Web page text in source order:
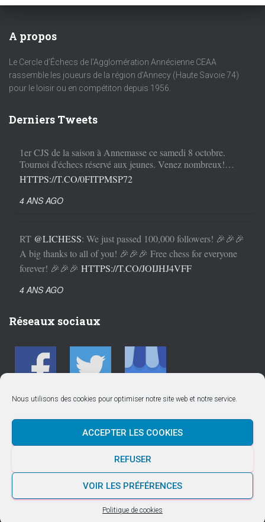
Nous utilisons des cookies pour optimiser notre site web et notre service.
ACCEPTER LES COOKIES
REFUSER
VOIR LES PRÉFÉRENCES
Politique de cookies
A propos
Le Cercle d’Échecs de l’Agglomération Annécienne CEAA
rassemble les joueurs de la région d’Annecy (Haute Savoie 74)
pour le loisir ou en compétiton depuis 1956.
Derniers Tweets
1er CJS de la saison à Annemasse ce samedi 8 octobre.
Tournoi d'échecs réservé aux jeunes. Venez nombreux!…
HTTPS://T.CO/0FITPMSP72
4 ANS AGO
RT @LICHESS: We just passed 100,000 followers! 🎉🎉🎉
A big thanks to all of you! 🎉🎉🎉 Free chess for everyone
forever! 🎉🎉🎉 HTTPS://T.CO/JOIJHJ4VFF
4 ANS AGO
Réseaux sociaux
Hestia | Développé parThemeIsle